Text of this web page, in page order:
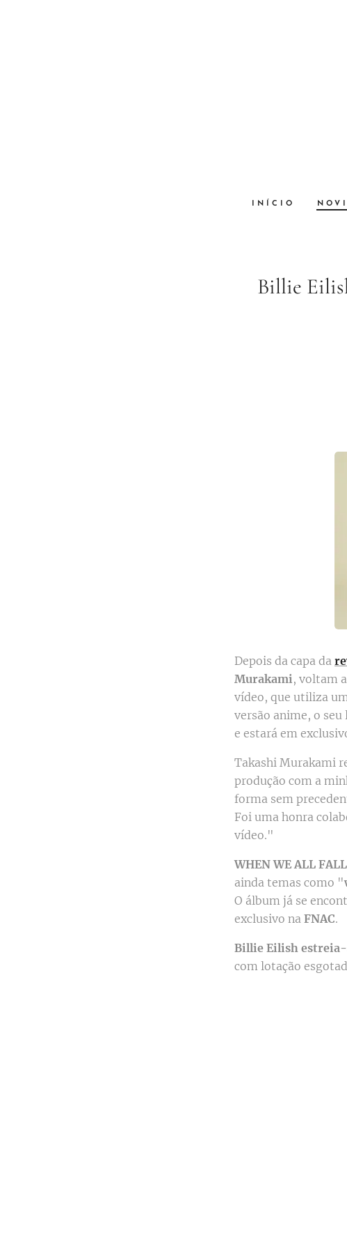
INÍCIO
Billie
Depois da capa da
Murakami , voltam
vídeo, que utiliza
versão anime, o seu
e estará em
Takashi Murakami
produção com a
forma sem
Foi uma honra
vídeo."
WHEN WE ALL
ainda temas como "
O álbum já se
exclusivo na FNAC.
Billie Eilish estreia-
com lotação